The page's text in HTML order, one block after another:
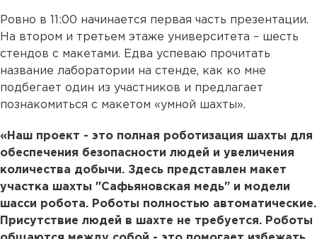
Ровно в 11:00 начинается первая часть презентации.
На втором и третьем этаже университета – шесть
стендов с макетами. Едва успеваю прочитать
название лаборатории на стенде, как ко мне
подбегает один из участников и предлагает
познакомиться с макетом «умной шахты».
«Наш проект - это полная роботизация шахты для
обеспечения безопасности людей и увеличения
количества добычи. Здесь представлен макет
участка шахты "Сафьяновская медь" и модели
шасси робота. Роботы полностью автоматические.
Присутствие людей в шахте не требуется. Роботы